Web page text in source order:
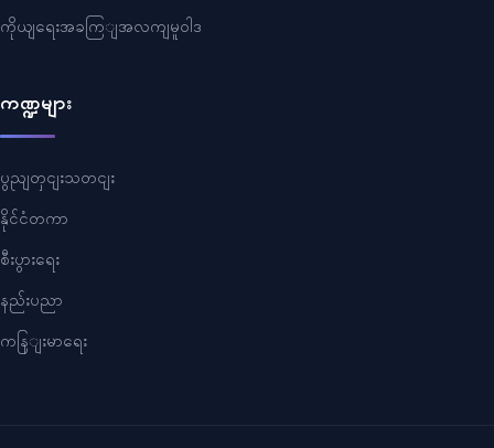
ကိုယျရေးအခကြျအလကျမူဝါဒ
ကဏ္ဍများ
ပွညျတှငျးသတငျး
နိုင်ငံတကာ
စီးပွားရေး
နည်းပညာ
ကနြျးမာရေး